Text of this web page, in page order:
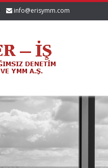
info@erisymm.com